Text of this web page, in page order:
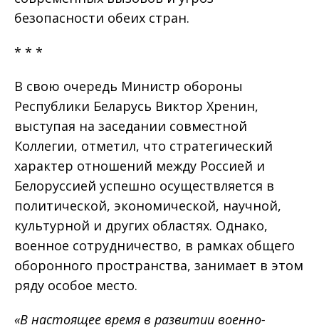
безопасности обеих стран.
* * *
В свою очередь Министр обороны
Республики Беларусь Виктор Хренин,
выступая на заседании совместной
Коллегии, отметил, что стратегический
характер отношений между Россией и
Белоруссией успешно осуществляется в
политической, экономической, научной,
культурной и других областях. Однако,
военное сотрудничество, в рамках общего
оборонного пространства, занимает в этом
ряду особое место.
«В настоящее время в развитии военно-